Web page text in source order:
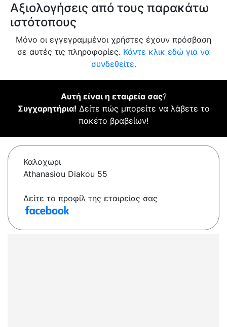
Αξιολογήσεις από τους παρακάτω
ιστότοπους
Μόνο οι εγγεγραμμένοι χρήστες έχουν πρόσβαση
σε αυτές τις πληροφορίες. Κάντε κλικ εδώ για να
συνδεθείτε.
Αυτή είναι η εταιρεία σας?
Συγχαρητήρια! Δείτε πώς μπορείτε να λάβετε το
πακέτο βραβείων!
Καλοχωρι
Athanasiou Diakou 55
Δείτε το προφίλ της εταιρείας σας